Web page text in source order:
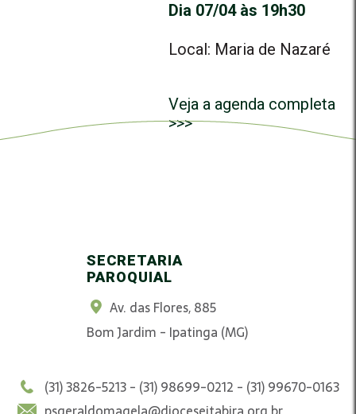
Dia 07/04 às 19h30
Local: Maria de Nazaré
Veja a agenda completa
>>>
SECRETARIA
PAROQUIAL
Av. das Flores, 885
Bom Jardim - Ipatinga (MG)
(31) 3826-5213 - (31) 98699-0212 - (31) 99670-0163